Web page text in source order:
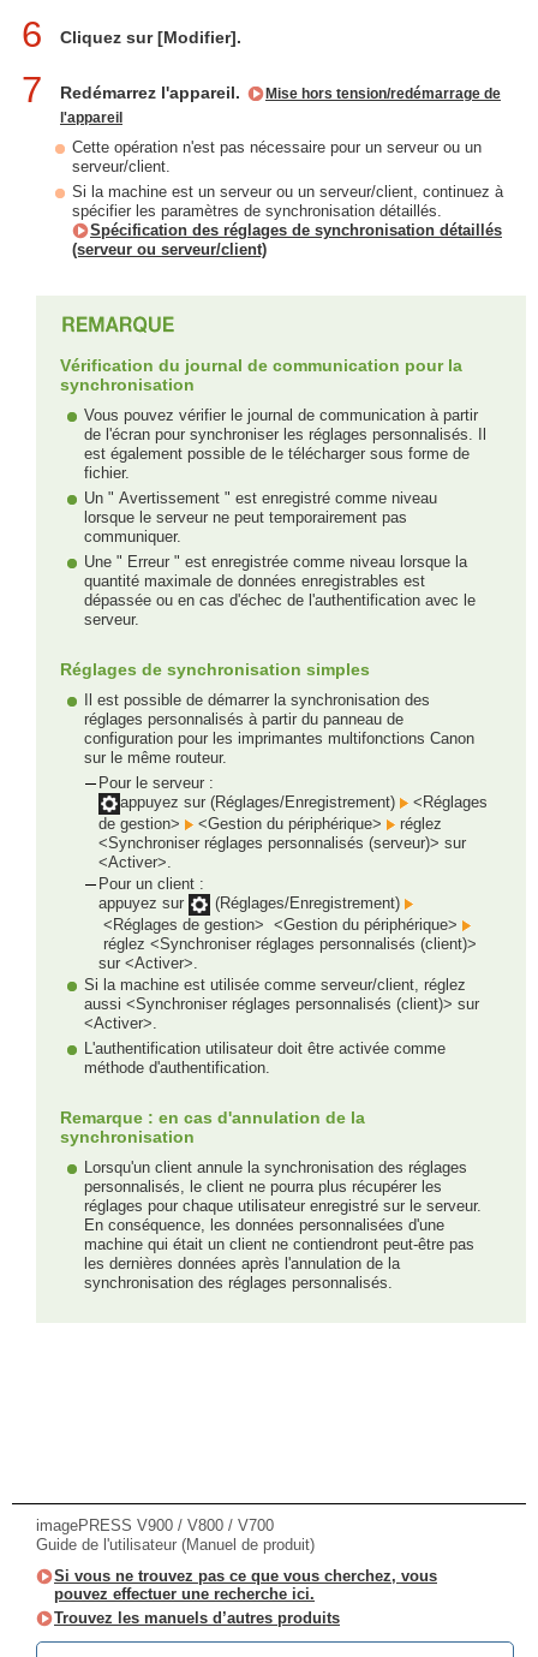
6 Cliquez sur [Modifier].
7 Redémarrez l'appareil.
Mise hors tension/redémarrage de
l'appareil
Cette opération n'est pas nécessaire pour un serveur ou un
serveur/client.
Si la machine est un serveur ou un serveur/client, continuez à
spécifier les paramètres de synchronisation détaillés.
Spécification des réglages de synchronisation détaillés
(serveur ou serveur/client)
Vérification du journal de communication pour la
synchronisation
Vous pouvez vérifier le journal de communication à partir
de l'écran pour synchroniser les réglages personnalisés. Il
est également possible de le télécharger sous forme de
fichier.
Un " Avertissement " est enregistré comme niveau
lorsque le serveur ne peut temporairement pas
communiquer.
Une " Erreur " est enregistrée comme niveau lorsque la
quantité maximale de données enregistrables est
dépassée ou en cas d'échec de l'authentification avec le
serveur.
Réglages de synchronisation simples
Il est possible de démarrer la synchronisation des
réglages personnalisés à partir du panneau de
configuration pour les imprimantes multifonctions Canon
sur le même routeur.
Pour le serveur :
appuyez sur (Réglages/Enregistrement)
<Réglages
de gestion>
<Gestion du périphérique>
réglez
<Synchroniser réglages personnalisés (serveur)> sur
<Activer>.
Pour un client :
appuyez sur
(Réglages/Enregistrement)
<Réglages de gestion> <Gestion du périphérique>
réglez <Synchroniser réglages personnalisés (client)>
sur <Activer>.
Si la machine est utilisée comme serveur/client, réglez
aussi <Synchroniser réglages personnalisés (client)> sur
<Activer>.
L'authentification utilisateur doit être activée comme
méthode d'authentification.
Remarque : en cas d'annulation de la
synchronisation
Lorsqu'un client annule la synchronisation des réglages
personnalisés, le client ne pourra plus récupérer les
réglages pour chaque utilisateur enregistré sur le serveur.
En conséquence, les données personnalisées d'une
machine qui était un client ne contiendront peut-être pas
les dernières données après l'annulation de la
synchronisation des réglages personnalisés.
imagePRESS V900 / V800 / V700
Guide de l'utilisateur (Manuel de produit)
Si vous ne trouvez pas ce que vous cherchez, vous
pouvez effectuer une recherche ici.
Trouvez les manuels d’autres produits